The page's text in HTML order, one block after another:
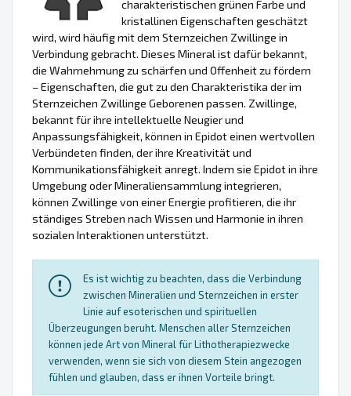
charakteristischen grünen Farbe und
kristallinen Eigenschaften geschätzt
wird, wird häufig mit dem Sternzeichen Zwillinge in
Verbindung gebracht. Dieses Mineral ist dafür bekannt,
die Wahrnehmung zu schärfen und Offenheit zu fördern
– Eigenschaften, die gut zu den Charakteristika der im
Sternzeichen Zwillinge Geborenen passen. Zwillinge,
bekannt für ihre intellektuelle Neugier und
Anpassungsfähigkeit, können in Epidot einen wertvollen
Verbündeten finden, der ihre Kreativität und
Kommunikationsfähigkeit anregt. Indem sie Epidot in ihre
Umgebung oder Mineraliensammlung integrieren,
können Zwillinge von einer Energie profitieren, die ihr
ständiges Streben nach Wissen und Harmonie in ihren
sozialen Interaktionen unterstützt.
Es ist wichtig zu beachten, dass die Verbindung
zwischen Mineralien und Sternzeichen in erster
Linie auf esoterischen und spirituellen
Überzeugungen beruht. Menschen aller Sternzeichen
können jede Art von Mineral für Lithotherapiezwecke
verwenden, wenn sie sich von diesem Stein angezogen
fühlen und glauben, dass er ihnen Vorteile bringt.